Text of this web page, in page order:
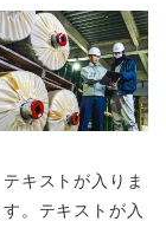
キストが入りま
。テキストが入